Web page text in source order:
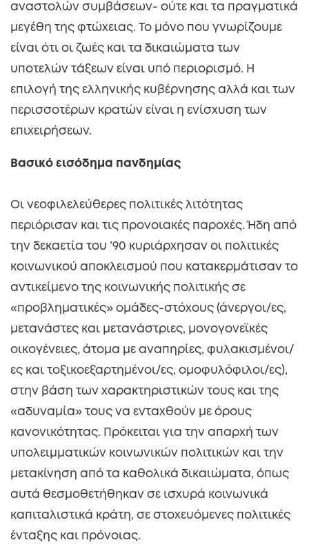
αναστολών συμβάσεων- ούτε και τα πραγματικά
μεγέθη της φτώχειας. Το μόνο που γνωρίζουμε
είναι ότι οι ζωές και τα δικαιώματα των
υποτελών τάξεων είναι υπό περιορισμό. Η
επιλογή της ελληνικής κυβέρνησης αλλά και των
περισσοτέρων κρατών είναι η ενίσχυση των
επιχειρήσεων.
Βασικό εισόδημα πανδημίας
Οι νεοφιλελεύθερες πολιτικές λιτότητας
περιόρισαν και τις προνοιακές παροχές. Ήδη από
την δεκαετία του ’90 κυριάρχησαν οι πολιτικές
κοινωνικού αποκλεισμού που κατακερμάτισαν το
αντικείμενο της κοινωνικής πολιτικής σε
«προβληματικές» ομάδες-στόχους (άνεργοι/ες,
μετανάστες και μετανάστριες, μονογονεϊκές
οικογένειες, άτομα με αναπηρίες, φυλακισμένοι/
ες και τοξικοεξαρτημένοι/ες, ομοφυλόφιλοι/ες),
στην βάση των χαρακτηριστικών τους και της
«αδυναμία» τους να ενταχθούν με όρους
κανονικότητας. Πρόκειται για την απαρχή των
υπολειμματικών κοινωνικών πολιτικών και την
μετακίνηση από τα καθολικά δικαιώματα, όπως
αυτά θεσμοθετήθηκαν σε ισχυρά κοινωνικά
καπιταλιστικά κράτη, σε στοχευόμενες πολιτικές
ένταξης και πρόνοιας.